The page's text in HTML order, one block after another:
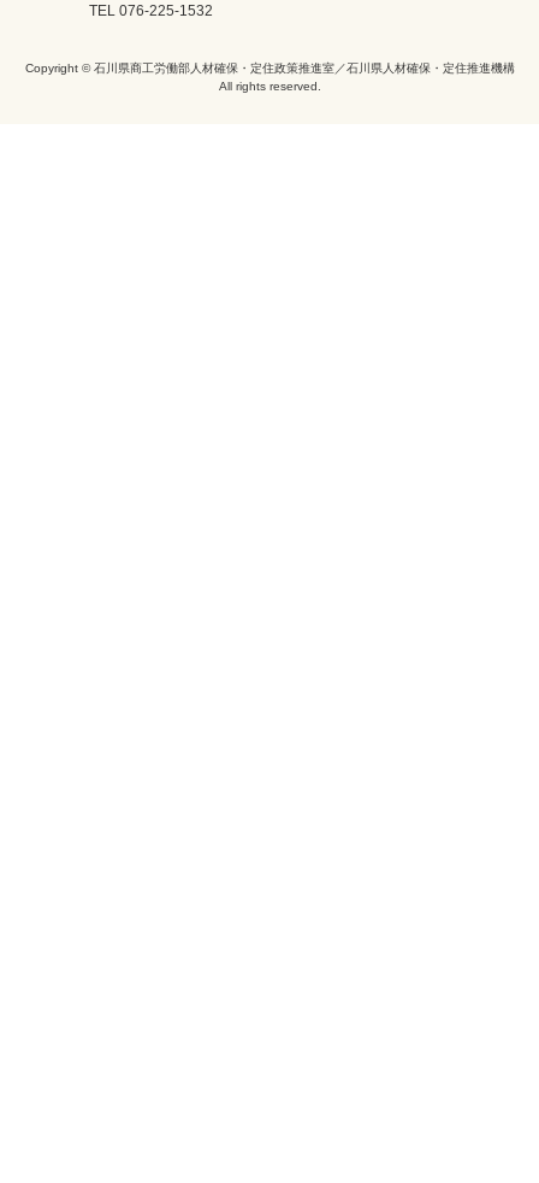
TEL 076-225-1532
Copyright © 石川県商工労働部人材確保・定住政策推進室／石川県人材確保・定住推進機構
All rights reserved.